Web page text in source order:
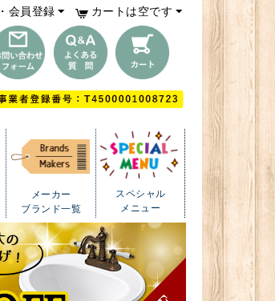
カートは空です
会員登録
メーカー
ブランド一覧
スペシャル
メニュー